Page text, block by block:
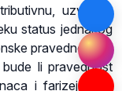
uzvratnu
status jednakog
pravednosti te
li pravednost
i farizeja, ne,